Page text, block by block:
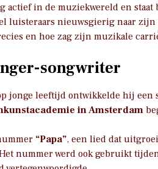
in de muziekwereld en staat
luisteraars nieuwsgierig naar
en hoe zag zijn muzikale
songwriter
jonge leeftijd ontwikkelde hij een
in Amsterdam
“Papa”, een lied dat
nummer werd ook gebruikt